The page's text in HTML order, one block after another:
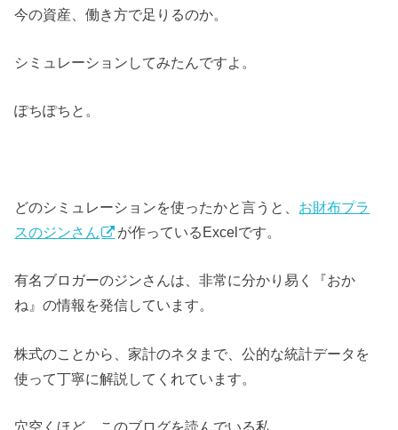
今の資産、働き方で足りるのか。
シミュレーションしてみたんですよ。
ぽちぽちと。
どのシミュレーションを使ったかと言うと、 お財布プラ
スのジンさん
が作っているExcelです。
有名ブロガーのジンさんは、非常に分かり易く『おか
ね』の情報を発信しています。
株式のことから、家計のネタまで、公的な統計データを
使って丁寧に解説してくれています。
穴空くほど、このブログを読んでいる私。